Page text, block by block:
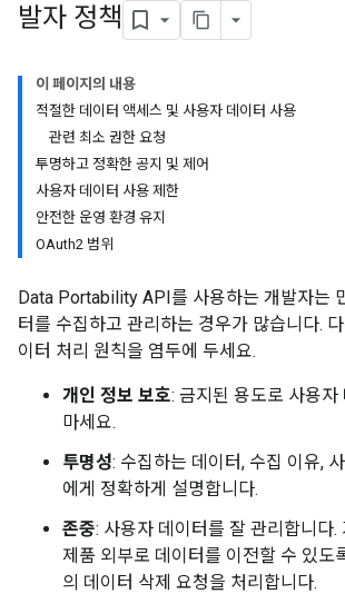
발자 정책
이 페이지의 내용
적절한 데이터 액세스 및 사용자 데이터 사용
관련 최소 권한 요청
투명하고 정확한 공지 및 제어
사용자 데이터 사용 제한
안전한 운영 환경 유지
OAuth2 범위
Data Portability API를 사용하는 개발자는
터를 수집하고 관리하는 경우가 많습니다.
이터 처리 원칙을 염두에 두세요.
개인 정보 보호: 금지된 용도로 사용자
마세요.
투명성: 수집하는 데이터, 수집 이유,
에게 정확하게 설명합니다.
존중: 사용자 데이터를 잘 관리합니다.
제품 외부로 데이터를 이전할 수 있도
의 데이터 삭제 요청을 처리합니다.